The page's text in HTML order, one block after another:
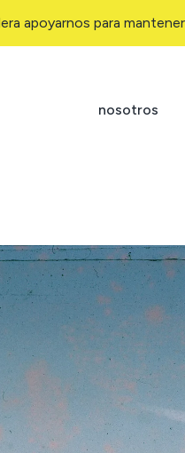
apoyarnos para
nosotros